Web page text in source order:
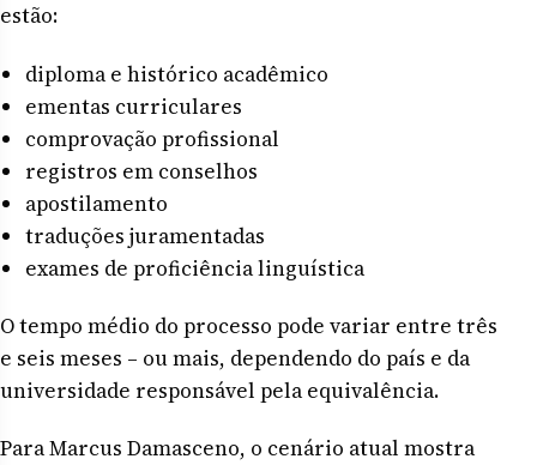
estão:
diploma e histórico acadêmico
ementas curriculares
comprovação profissional
registros em conselhos
apostilamento
traduções juramentadas
exames de proficiência linguística
O tempo médio do processo pode variar entre três
e seis meses – ou mais, dependendo do país e da
universidade responsável pela equivalência.
Para Marcus Damasceno, o cenário atual mostra